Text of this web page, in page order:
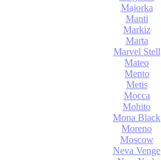
Majorka
Manti
Markiz
Marta
Marvel Stell
Mateo
Mento
Metis
Mocca
Mohito
Mona Black
Moreno
Moscow
Neva Venge